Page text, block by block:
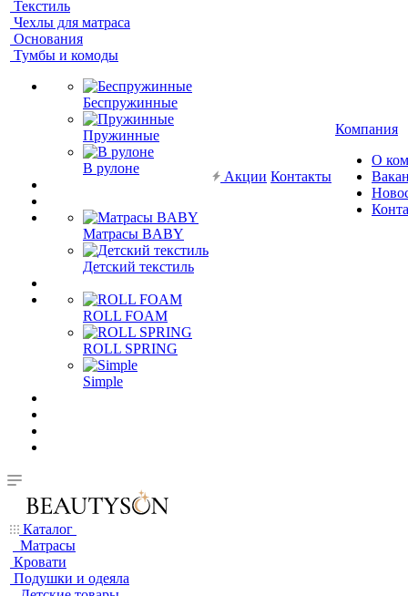
Текстиль
Чехлы для матраса
Основания
Тумбы и комоды
Беспружинные
Пружинные
В рулоне
Матрасы BABY
Детский текстиль
ROLL FOAM
ROLL SPRING
Simple
Акции Контакты
Компания
О
Каталог
Матрасы
Кровати
Подушки и одеяла